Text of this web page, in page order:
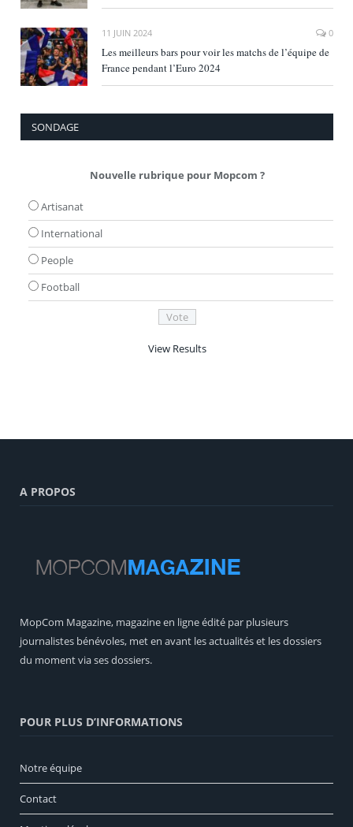
11 JUIN 2024 0
Les meilleurs bars pour voir les matchs de l’équipe de
France pendant l’Euro 2024
SONDAGE
Nouvelle rubrique pour Mopcom ?
Artisanat
International
People
Football
View Results
A PROPOS
MopCom Magazine, magazine en ligne édité par plusieurs
journalistes bénévoles, met en avant les actualités et les dossiers
du moment via ses dossiers.
POUR PLUS D’INFORMATIONS
Notre équipe
Contact